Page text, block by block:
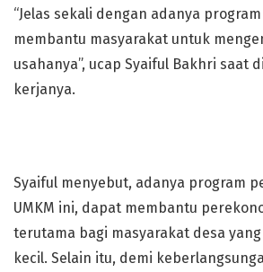
“Jelas sekali dengan adanya
membantu masyarakat untuk
usahanya”, ucap Syaiful Bakhri saat
kerjanya.
Syaiful menyebut, adanya program
UMKM ini, dapat membantu
terutama bagi masyarakat desa
kecil. Selain itu, demi